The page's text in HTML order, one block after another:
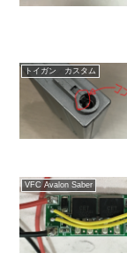
トイガン カスタム
VFC Avalon Saber